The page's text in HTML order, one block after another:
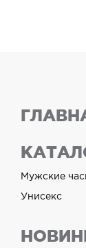
Мужские
Унисекс